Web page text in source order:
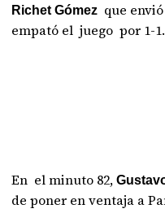
Richet Gómez que
empató el juego por 1-1.
En el minuto 82,
de poner en ventaja a